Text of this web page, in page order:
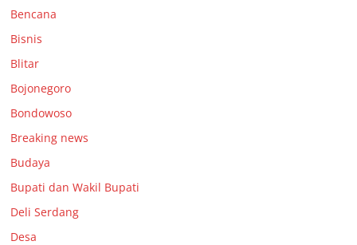
Bencana
Bisnis
Blitar
Bojonegoro
Bondowoso
Breaking news
Budaya
Bupati dan Wakil Bupati
Deli Serdang
Desa